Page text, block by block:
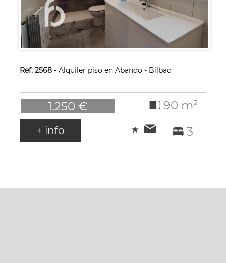
Ref. 2568- Alquiler piso en Abando - Bilbao
1.250 €
90 m²
3
+ info